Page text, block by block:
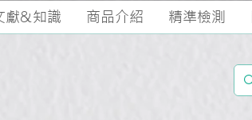
獻&知識 商品介紹 精準檢測